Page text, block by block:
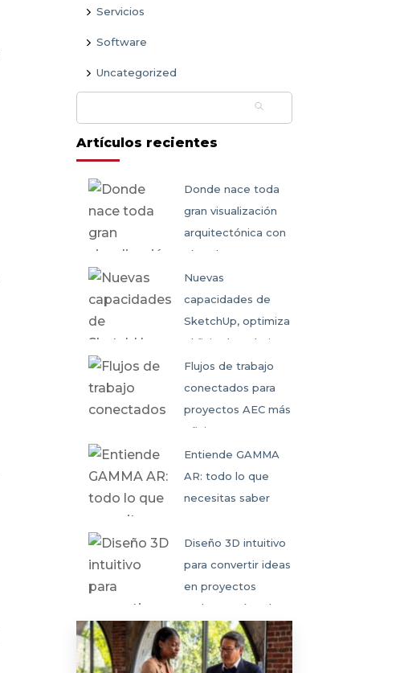
Servicios
Software
Uncategorized
Artículos recientes
Donde nace toda
gran visualización
arquitectónica con
SketchUp
Nuevas
capacidades de
SketchUp, optimiza
el flujo de trabajo
colaborativo
Flujos de trabajo
conectados para
proyectos AEC más
eficientes
Entiende GAMMA
AR: todo lo que
necesitas saber
Diseño 3D intuitivo
para convertir ideas
en proyectos
reales en SketchUp